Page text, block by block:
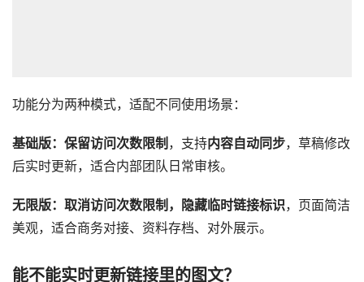
功能分为两种模式，适配不同使用场景：
基础版： 保留访问次数限制 ，支持内容自动同步，草稿修改
后实时更新，适合内部团队日常审核。
无限版： 取消访问次数限制，隐藏临时链接标识，页面简洁
美观，适合商务对接、资料存档、对外展示。
能不能实时更新链接里的图文？